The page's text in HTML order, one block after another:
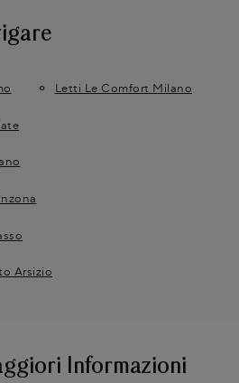
Letti Le Comfort Milano
Arsizio
Informazioni